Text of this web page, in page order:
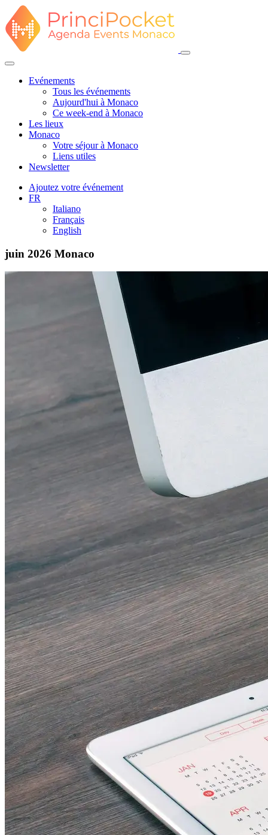
Evénements
Tous les événements
Aujourd'hui à Monaco
Ce week-end à Monaco
Les lieux
Monaco
Votre séjour à Monaco
Liens utiles
Newsletter
Ajoutez votre événement
FR
Italiano
Français
English
juin 2026 Monaco